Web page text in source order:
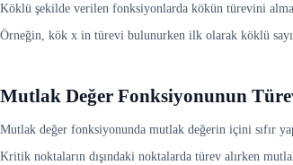
Köklü şekilde verilen fonksiyonlarda kökün türevini
Örneğin, kök x in türevi bulunurken ilk olarak köklü sayı
Mutlak Değer Fonksiyonunun
Mutlak değer fonksiyonunda mutlak değerin içini sıfır
Kritik noktaların dışındaki noktalarda türev alırken